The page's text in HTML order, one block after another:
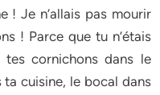
! Je n’allais pas mourir
! Parce que tu n’étais
cornichons dans le
cuisine, le bocal dans